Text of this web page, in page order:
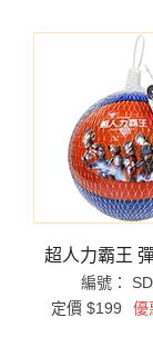
超人力霸王
編號：
定價 $199
優